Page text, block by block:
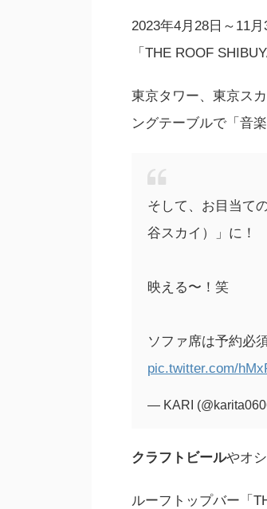
2023年4月28日～11
「THE ROOF
東京タワー、東京ス
ングテーブルで「音
そして、お目当て
谷スカイ）」に！
映える〜！笑
ソファ席は予約必
pic.twitter.com/
— KARI
クラフトビールやオ
ルーフトップバー「